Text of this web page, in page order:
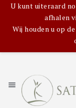
U kunt uiteraard
afhalen
Wij houden u op
